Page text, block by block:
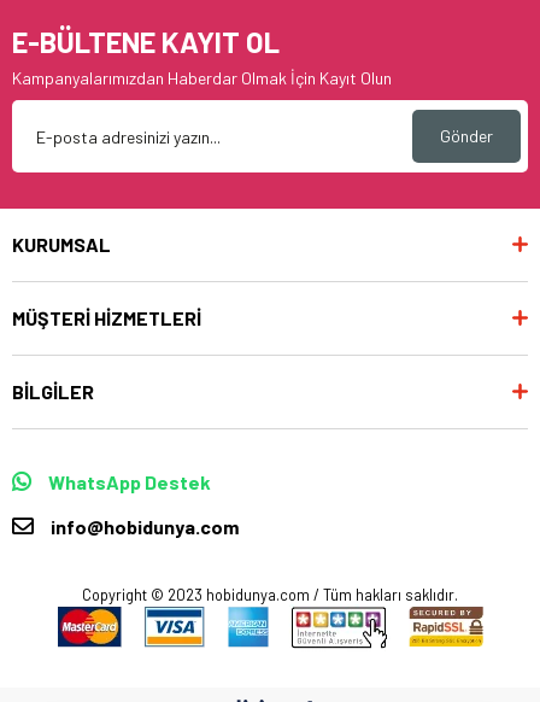
E-BÜLTENE KAYIT OL
Kampanyalarımızdan Haberdar Olmak İçin Kayıt Olun
Gönder
KURUMSAL
MÜŞTERİ HİZMETLERİ
BİLGİLER
WhatsApp Destek
info@hobidunya.com
Copyright © 2023 hobidunya.com / Tüm hakları saklıdır.